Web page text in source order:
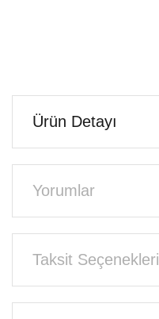
Ürün Detayı
Yorumlar
Taksit Seçenekleri